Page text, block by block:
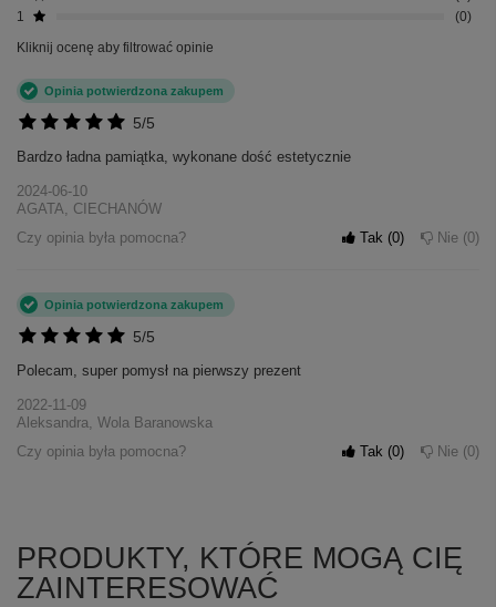
1
0
Kliknij ocenę aby filtrować opinie
5/5
Opinia potwierdzona zakupem
Bardzo ładna pamiątka, wykonane dość estetycznie
2024-06-10
AGATA, CIECHANÓW
Czy opinia była pomocna?
Tak 0 Nie 0
5/5
Opinia potwierdzona zakupem
Polecam, super pomysł na pierwszy prezent
2022-11-09
Aleksandra, Wola Baranowska
Czy opinia była pomocna?
Tak 0 Nie 0
PRODUKTY, KTÓRE MOGĄ CIĘ
ZAINTERESOWAĆ